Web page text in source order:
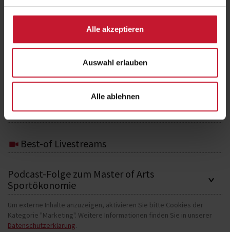
Alle akzeptieren
Auswahl erlauben
Alle ablehnen
Das lernen Sie im Studium
Tätigkeiten - Das können Sie umsetzen
Einsatzfelder
Best-of Livestreams
Podcast-Folge zum Master of Arts
Sportökonomie
Um externe Inhalte anzuzeigen, aktivieren Sie bitte Cookies der
Kategorie "Marketing". Weitere Informationen finden Sie in unserer
Datenschutzerklärung.